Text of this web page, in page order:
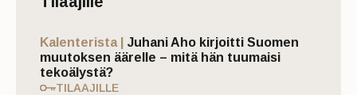
Kalenterista |
Juhani Aho kirjoitti Suomen
muutoksen äärelle – mitä hän tuumaisi
tekoälystä?
TILAAJILLE